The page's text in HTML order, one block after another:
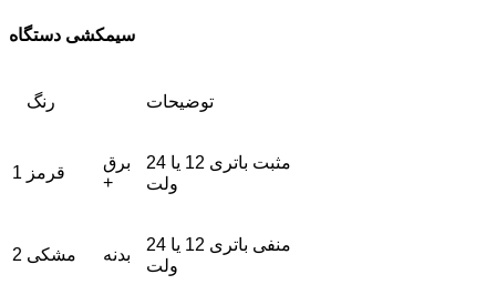
سیمکشی دستگاه
رنگ توضیحات
1 قرمز
برق
+
مثبت باتری 12 یا 24
ولت
2 مشکی بدنه
منفی باتری 12 یا 24
ولت